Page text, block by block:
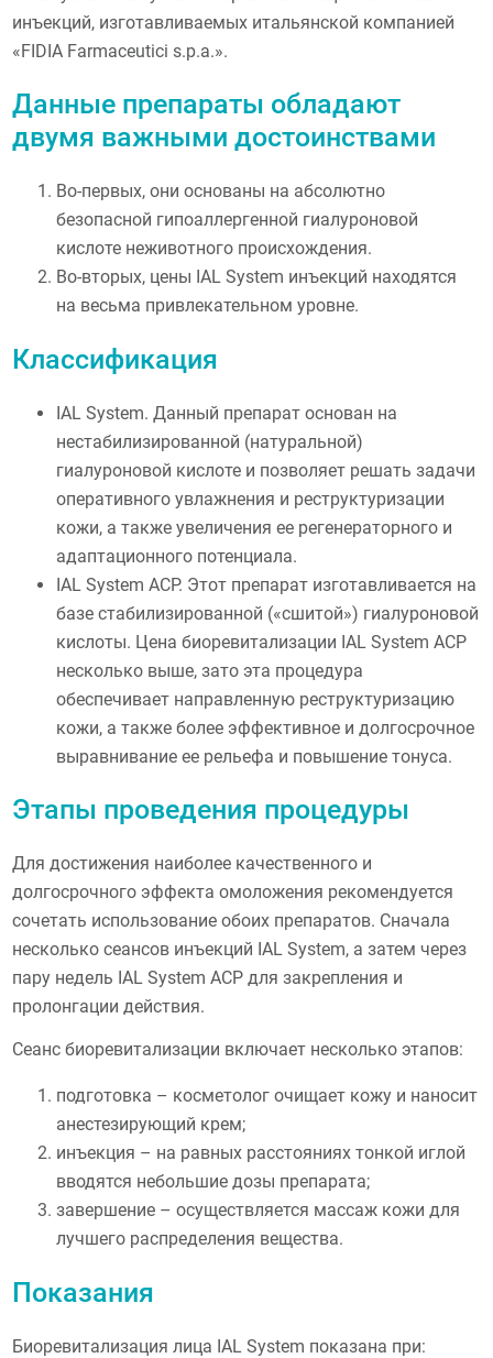
инъекций, изготавливаемых итальянской компанией
«FIDIA Farmaceutici s.p.a.».
Данные препараты обладают
двумя важными достоинствами
Во-первых, они основаны на абсолютно
безопасной гипоаллергенной гиалуроновой
кислоте неживотного происхождения.
Во-вторых, цены IAL System инъекций находятся
на весьма привлекательном уровне.
Классификация
IAL System. Данный препарат основан на
нестабилизированной (натуральной)
гиалуроновой кислоте и позволяет решать задачи
оперативного увлажнения и реструктуризации
кожи, а также увеличения ее регенераторного и
адаптационного потенциала.
IAL System ACP. Этот препарат изготавливается на
базе стабилизированной («сшитой») гиалуроновой
кислоты. Цена биоревитализации IAL System ACP
несколько выше, зато эта процедура
обеспечивает направленную реструктуризацию
кожи, а также более эффективное и долгосрочное
выравнивание ее рельефа и повышение тонуса.
Этапы проведения процедуры
Для достижения наиболее качественного и
долгосрочного эффекта омоложения рекомендуется
сочетать использование обоих препаратов. Сначала
несколько сеансов инъекций IAL System, а затем через
пару недель IAL System ACP для закрепления и
пролонгации действия.
Сеанс биоревитализации включает несколько этапов:
подготовка – косметолог очищает кожу и наносит
анестезирующий крем;
инъекция – на равных расстояниях тонкой иглой
вводятся небольшие дозы препарата;
завершение – осуществляется массаж кожи для
лучшего распределения вещества.
Показания
Биоревитализация лица IAL System показана при: